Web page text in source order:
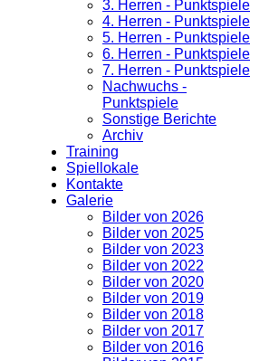
3. Herren - Punktspiele
4. Herren - Punktspiele
5. Herren - Punktspiele
6. Herren - Punktspiele
7. Herren - Punktspiele
Nachwuchs -
Punktspiele
Sonstige Berichte
Archiv
Training
Spiellokale
Kontakte
Galerie
Bilder von 2026
Bilder von 2025
Bilder von 2023
Bilder von 2022
Bilder von 2020
Bilder von 2019
Bilder von 2018
Bilder von 2017
Bilder von 2016